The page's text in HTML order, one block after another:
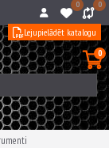
0 0
0
Lejupielādēt katalogu